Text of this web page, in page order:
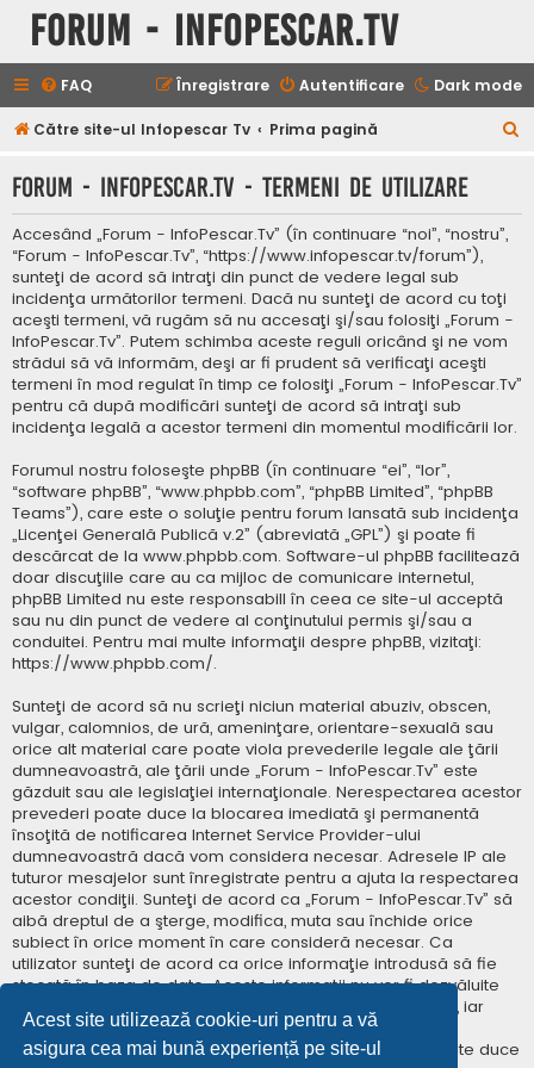
Acest site utilizează cookie-uri pentru a vă
asigura cea mai bună experiență pe site-ul
Forum - InfoPescar.Tv
Dark mode
FAQ Autentificare
Înregistrare
Către site-ul Infopescar Tv Prima pagină
t
Forum - InfoPescar.Tv - Termeni de utilizare
Accesând „Forum - InfoPescar.Tv” (în continuare “noi”, “nostru”,
“Forum - InfoPescar.Tv”, “https://www.infopescar.tv/forum”),
sunteţi de acord să intraţi din punct de vedere legal sub
incidenţa următorilor termeni. Dacă nu sunteţi de acord cu toţi
aceşti termeni, vă rugăm să nu accesaţi şi/sau folosiţi „Forum -
InfoPescar.Tv”. Putem schimba aceste reguli oricând şi ne vom
strădui să vă informăm, deşi ar fi prudent să verificaţi aceşti
termeni în mod regulat în timp ce folosiţi „Forum - InfoPescar.Tv”
pentru că după modificări sunteţi de acord să intraţi sub
incidenţa legală a acestor termeni din momentul modificării lor.
Forumul nostru foloseşte phpBB (în continuare “ei”, “lor”,
“software phpBB”, “www.phpbb.com”, “phpBB Limited”, “phpBB
Teams”), care este o soluţie pentru forum lansată sub incidenţa
„Licenţei Generală Publică v.2” (abreviată „GPL”) şi poate fi
descărcat de la www.phpbb.com. Software-ul phpBB facilitează
doar discuţiile care au ca mijloc de comunicare internetul,
phpBB Limited nu este responsabill în ceea ce site-ul acceptă
sau nu din punct de vedere al conţinutului permis şi/sau a
conduitei. Pentru mai multe informaţii despre phpBB, vizitaţi:
https://www.phpbb.com/.
Sunteţi de acord să nu scrieţi niciun material abuziv, obscen,
vulgar, calomnios, de ură, ameninţare, orientare-sexuală sau
orice alt material care poate viola prevederile legale ale ţării
dumneavoastră, ale ţării unde „Forum - InfoPescar.Tv” este
găzduit sau ale legislaţiei internaţionale. Nerespectarea acestor
prevederi poate duce la blocarea imediată şi permanentă
însoţită de notificarea Internet Service Provider-ului
dumneavoastră dacă vom considera necesar. Adresele IP ale
tuturor mesajelor sunt înregistrate pentru a ajuta la respectarea
acestor condiţii. Sunteţi de acord ca „Forum - InfoPescar.Tv” să
aibă dreptul de a şterge, modifica, muta sau închide orice
subiect în orice moment în care consideră necesar. Ca
utilizator sunteţi de acord ca orice informaţie introdusă să fie
stocată în baza de date. Aceste informaţii nu vor fi dezvăluite
niciunei terţe părţi fără consimţământul dumneavoastră, iar
„Forum - InfoPescar.Tv” sau phpBB nu pot fi consideraţi
responsabili pentru vreo încercare de hacking care poate duce